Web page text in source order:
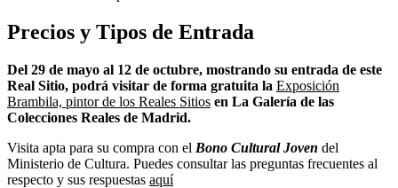
Precios y Tipos de Entrada
Del 29 de mayo al 12 de octubre, mostrando su entrada de este
Real Sitio, podrá visitar de forma gratuita la Exposición
Brambila, pintor de los Reales Sitios en La Galería de las
Colecciones Reales de Madrid.
Visita apta para su compra con el Bono Cultural Joven del
Ministerio de Cultura. Puedes consultar las preguntas frecuentes al
respecto y sus respuestas aquí